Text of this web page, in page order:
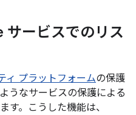
ービスでのリス
ィ プラットフォームの保護
うなサービスの保護による
す。こうした機能は、